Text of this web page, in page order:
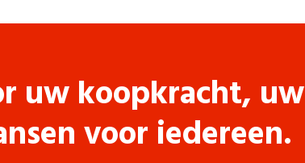
uw koopkracht, uw
voor iedereen.